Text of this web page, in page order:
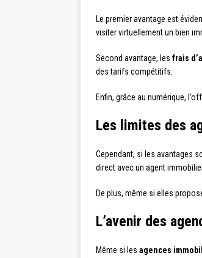
Le premier avantage est
visiter virtuellement un bien
Second avantage, les frais
des tarifs compétitifs.
Enfin, grâce au numérique,
Les limites des
Cependant, si les avantages
direct avec un agent
De plus, même si elles
L’avenir des
Même si les agences